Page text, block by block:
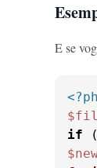
E se
if (